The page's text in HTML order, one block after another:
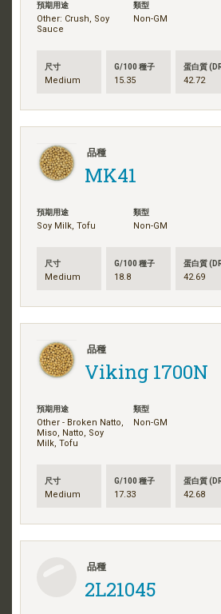
預期用途
Other: Crush, Soy
Sauce
類型
Non-GM
尺寸
Medium
G/100 種子
15.35
蛋白質
42.72
品種
MK41
預期用途
Soy Milk, Tofu
類型
Non-GM
尺寸
Medium
G/100 種子
18.8
蛋白質
42.69
品種
Viking 1700N
預期用途
Other - Broken Natto,
Miso, Natto, Soy
Milk, Tofu
類型
Non-GM
尺寸
Medium
G/100 種子
17.33
蛋白質
42.68
品種
2L21045